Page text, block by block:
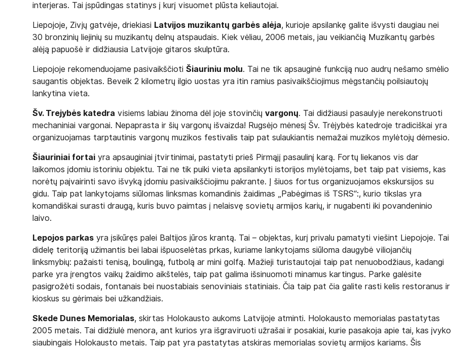
interjeras. Tai įspūdingas statinys į kurį visuomet plūsta keliautojai.
Liepojoje, Zivjų gatvėje, driekiasi Latvijos muzikantų garbės alėja, kurioje apsilankę galite išvysti daugiau nei
30 bronzinių liejinių su muzikantų delnų atspaudais. Kiek vėliau, 2006 metais, jau veikiančią Muzikantų garbės
alėją papuošė ir didžiausia Latvijoje gitaros skulptūra.
Liepojoje rekomenduojame pasivaikščioti Šiauriniu molu. Tai ne tik apsauginė funkciją nuo audrų nešamo smėlio
saugantis objektas. Beveik 2 kilometrų ilgio uostas yra itin ramius pasivaikščiojimus mėgstančių poilsiautojų
lankytina vieta.
Šv. Trejybės katedra visiems labiau žinoma dėl joje stovinčių vargonų. Tai didžiausi pasaulyje nerekonstruoti
mechaniniai vargonai. Nepaprasta ir šių vargonų išvaizda! Rugsėjo mėnesį Šv. Trėjybės katedroje tradiciškai yra
organizuojamas tarptautinis vargonų muzikos festivalis taip pat sulaukiantis nemažai muzikos mylėtojų dėmesio.
Šiauriniai fortai yra apsauginiai įtvirtinimai, pastatyti prieš Pirmąjį pasaulinį karą. Fortų liekanos vis dar
laikomos įdomiu istoriniu objektu. Tai ne tik puiki vieta apsilankyti istorijos mylėtojams, bet taip pat visiems, kas
norėtų paįvairinti savo išvyką įdomiu pasivaikščiojimu pakrante. Į šiuos fortus organizuojamos ekskursijos su
gidu. Taip pat lankytojams siūlomas linksmas komandinis žaidimas „Pabėgimas iš TSRS“:, kurio tikslas yra
komandiškai surasti draugą, kuris buvo paimtas į nelaisvę sovietų armijos karių, ir nugabenti iki povandeninio
laivo.
Lepojos parkas yra įsikūręs palei Baltijos jūros krantą. Tai – objektas, kurį privalu pamatyti viešint Liepojoje. Tai
didelę teritoriją užimantis bei labai išpuoselėtas prkas, kuriame lankytojams siūloma daugybė viliojančių
linksmybių: pažaisti tenisą, boulingą, futbolą ar mini golfą. Mažieji turistautojai taip pat nenuobodžiaus, kadangi
parke yra įrengtos vaikų žaidimo aikštelės, taip pat galima išsinuomoti minamus kartingus. Parke galėsite
pasigrožėti sodais, fontanais bei nuostabiais senoviniais statiniais. Čia taip pat čia galite rasti kelis restoranus ir
kioskus su gėrimais bei užkandžiais.
Skede Dunes Memorialas, skirtas Holokausto aukoms Latvijoje atminti. Holokausto memorialas pastatytas
2005 metais. Tai didžiulė menora, ant kurios yra išgraviruoti užrašai ir posakiai, kurie pasakoja apie tai, kas įvyko
siaubingais Holokausto metais. Taip pat yra pastatytas atskiras memorialas sovietų armijos kariams. Šis